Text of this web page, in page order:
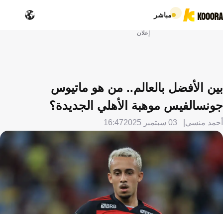
مباشر
إعلان
بين الأفضل بالعالم.. من هو ماتيوس
جونسالفيس موهبة الأهلي الجديدة؟
أحمد منسي 03 سبتمبر 2025 16:47